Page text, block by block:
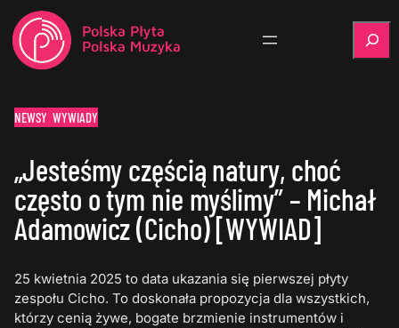
NEWSY WYWIADY
„Jesteśmy częścią natury, choć
często o tym nie myślimy” – Michał
Adamowicz (Cicho) [WYWIAD]
25 kwietnia 2025 to data ukazania się pierwszej płyty
zespołu Cicho. To doskonała propozycja dla wszystkich,
którzy cenią żywe, bogate brzmienie instrumentów i